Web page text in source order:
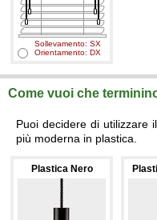
Sollevamento: SX
Orientamento: DX
Come vuoi che
Puoi decidere di utilizzare
più moderna in plastica.
Plastica Nero